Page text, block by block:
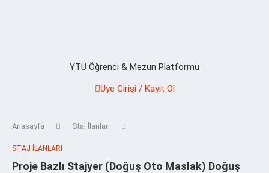
YTÜ Öğrenci & Mezun Platformu
Üye Girişi / Kayıt Ol
Anasayfa Staj İlanları
STAJ İLANLARI
Proje Bazlı Stajyer (Doğuş Oto Maslak) Doğuş